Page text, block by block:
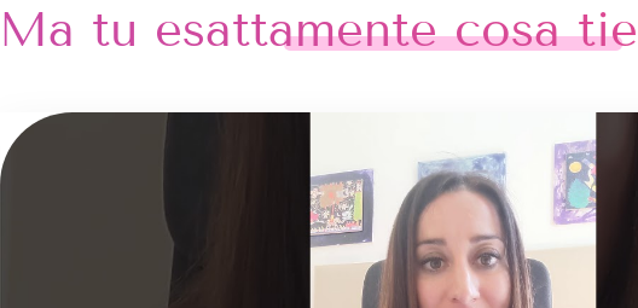
Ma tu esattamente cosa